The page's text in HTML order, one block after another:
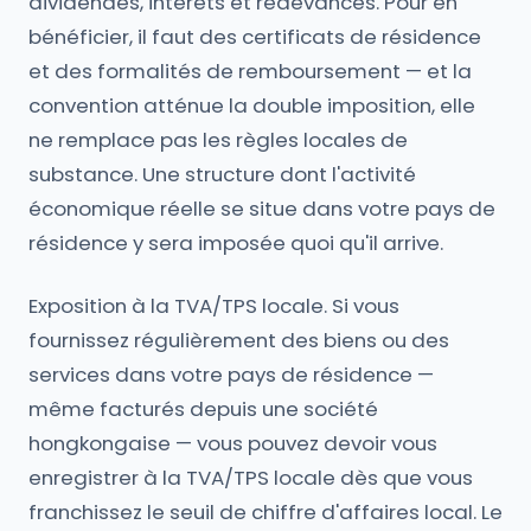
bénéficier, il faut des certificats de résidence
et des formalités de remboursement — et la
convention atténue la double imposition, elle
ne remplace pas les règles locales de
substance. Une structure dont l'activité
économique réelle se situe dans votre pays de
résidence y sera imposée quoi qu'il arrive.
Exposition à la TVA/TPS locale. Si vous
fournissez régulièrement des biens ou des
services dans votre pays de résidence —
même facturés depuis une société
hongkongaise — vous pouvez devoir vous
enregistrer à la TVA/TPS locale dès que vous
franchissez le seuil de chiffre d'affaires local. Le